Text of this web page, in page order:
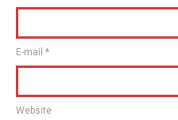
E-mail *
Website